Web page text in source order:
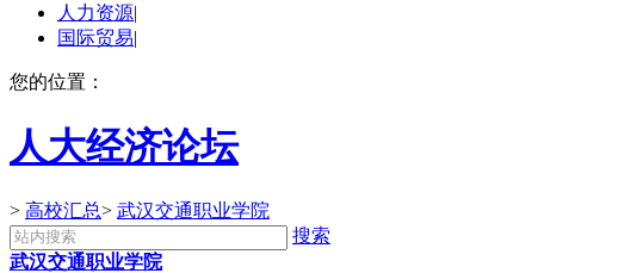
人力资源|
国际贸易|
您的位置：
人大经济论坛
> 高校汇总> 武汉交通职业学院
搜索
武汉交通职业学院